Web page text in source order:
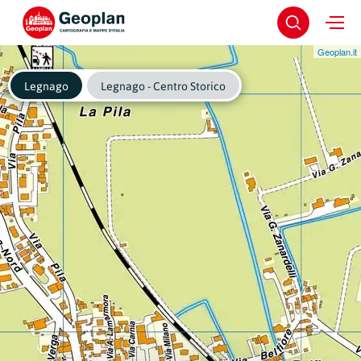
Geoplan.it
Legnago Legnago - Centro Storico